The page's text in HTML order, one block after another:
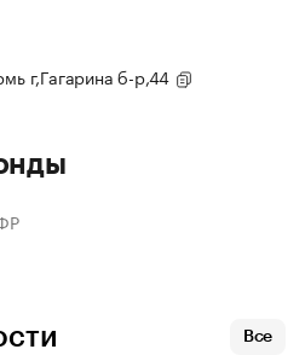
г,Гагарина б-р,44
Все